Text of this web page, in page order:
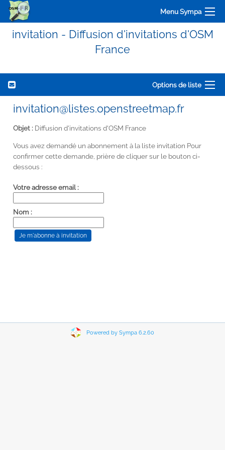
Menu Sympa
invitation - Diffusion d'invitations d'OSM
France
Options de liste
invitation@listes.openstreetmap.fr
Objet : Diffusion d'invitations d'OSM France
Vous avez demandé un abonnement à la liste invitation Pour
confirmer cette demande, prière de cliquer sur le bouton ci-
dessous :
Votre adresse email :
Nom :
Powered by Sympa 6.2.60